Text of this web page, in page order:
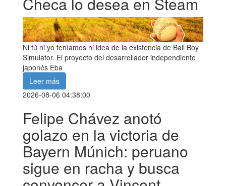
Ni tú ni yo teníamos ni idea de la existencia de Ball Boy
Simulator. El proyecto del desarrollador independiente
japonés Eba
Leer más
2026-08-06 04:38:00
Felipe Chávez anotó
golazo en la victoria de
Bayern Múnich: peruano
sigue en racha y busca